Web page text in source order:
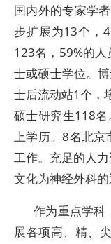
国内外的专家学
步扩展为13个，
123名，59%的
士或硕士学位。
士后流动站1个，
硕士研究生118
上学历。8名北京
工作。充足的人
文化为神经外科的
作为重点学科
展各项高、精、